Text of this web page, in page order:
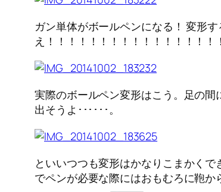
ガン単体がボールペンになる！ 変形
え！！！！！！！！！！！！！！！
実際のボールペン変形はこう。足の
出そうよ･･････。
といいつつも変形はかなりこまかく
でペンが必要な際にはおもむろに鞄か